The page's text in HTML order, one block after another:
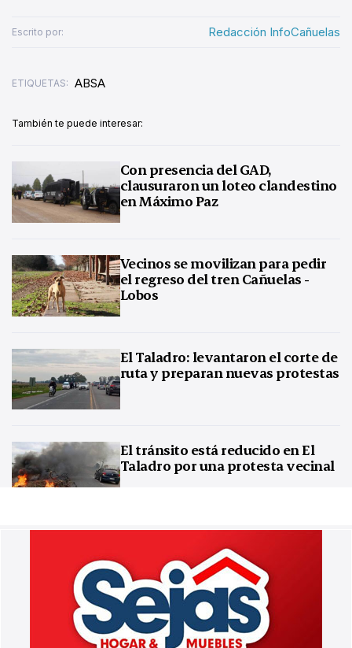
Escrito por: Redacción InfoCañuelas
ETIQUETAS: ABSA
También te puede interesar:
Con presencia del GAD,
clausuraron un loteo clandestino
en Máximo Paz
Vecinos se movilizan para pedir
el regreso del tren Cañuelas -
Lobos
El Taladro: levantaron el corte de
ruta y preparan nuevas protestas
El tránsito está reducido en El
Taladro por una protesta vecinal